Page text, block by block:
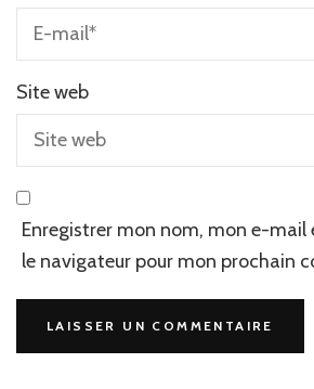
Site web
Enregistrer mon nom, mon e-mail
le navigateur pour mon prochain